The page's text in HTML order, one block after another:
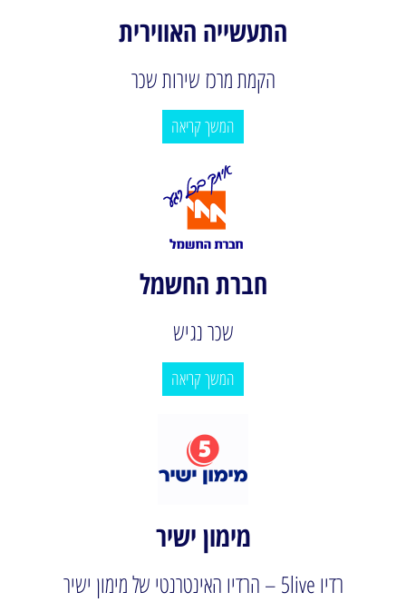
התעשייה האווירית
הקמת מרכז שירות שכר
המשך קריאה
חברת החשמל
שכר נגיש
המשך קריאה
מימון ישיר
רדיו 5live – הרדיו האינטרנטי של מימון ישיר